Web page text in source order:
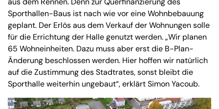
Sporthallen-Baus ist nach wie vor eine Wohnbebauung
geplant. Der Erlös aus dem Verkauf der Wohnungen solle
für die Errichtung der Halle genutzt werden. „Wir planen
65 Wohneinheiten. Dazu muss aber erst die B-Plan-
Änderung beschlossen werden. Hier hoffen wir natürlich
auf die Zustimmung des Stadtrates, sonst bleibt die
Sporthalle weiterhin ungebaut“, erklärt Simon Yacoub.